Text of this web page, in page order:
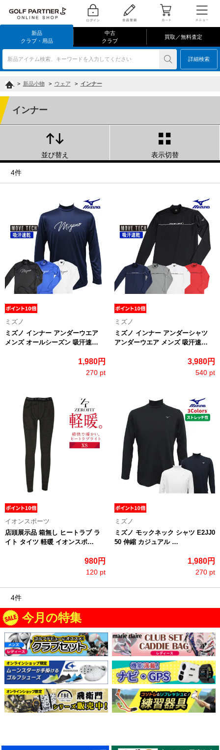
新品
クラブ・用品
中古
クラブ
買取／無料査定
新品アイテム検索、キーワードを入力してください 詳細検索
> 新品小物 > ウェア > インナー
インナー
並び替え 表示切替
4件
ミズノ
ミズノ インナー アンダーウエア
メンズ オールシーズン 吸汗速…
1,980円
270 pt
ミズノ
ミズノ インナー アンダーシャツ
アンダーウエア メンズ 吸汗速…
3,980円
540 pt
イオンスポーツ
店頭展示品 箱無し ヒートラブ ラ
イト タイツ 軽暖 イオンスポ…
980円
120 pt
ミズノ
ミズノ モックネック シャツ E2JJ0
50 伸縮 カジュアル …
1,980円
270 pt
4件
今月の特集